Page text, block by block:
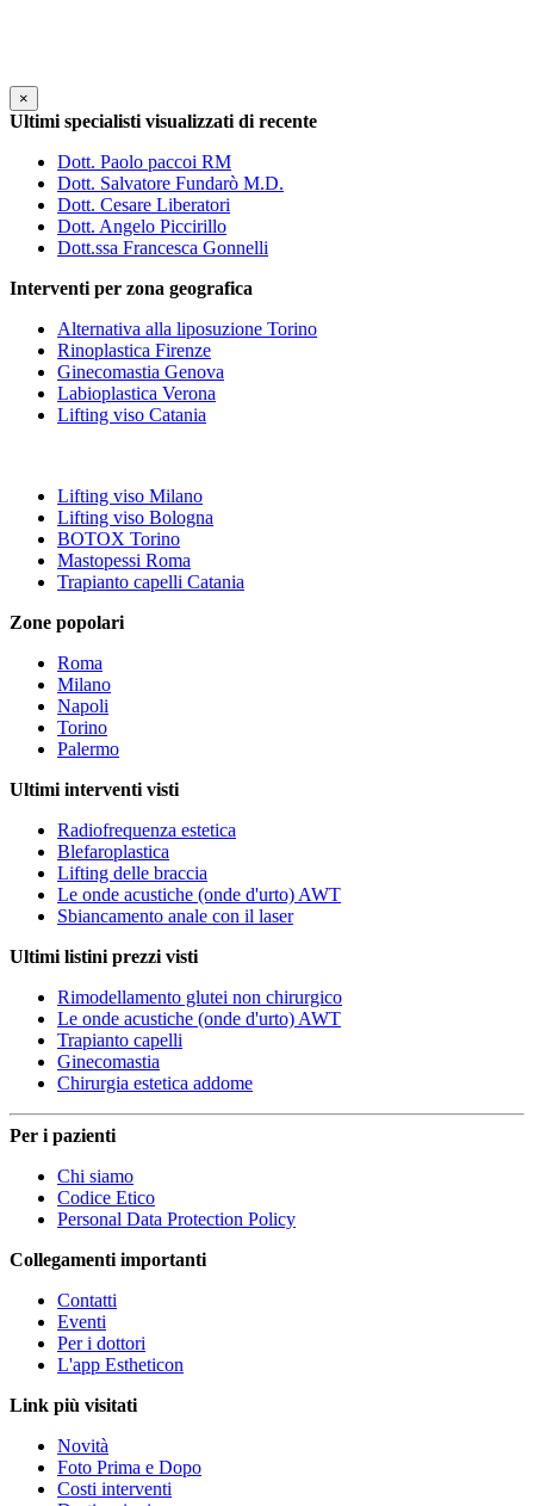
×
Ultimi specialisti visualizzati di recente
Dott. Paolo paccoi RM
Dott. Salvatore Fundarò M.D.
Dott. Cesare Liberatori
Dott. Angelo Piccirillo
Dott.ssa Francesca Gonnelli
Interventi per zona geografica
Alternativa alla liposuzione Torino
Rinoplastica Firenze
Ginecomastia Genova
Labioplastica Verona
Lifting viso Catania
Lifting viso Milano
Lifting viso Bologna
BOTOX Torino
Mastopessi Roma
Trapianto capelli Catania
Zone popolari
Roma
Milano
Napoli
Torino
Palermo
Ultimi interventi visti
Radiofrequenza estetica
Blefaroplastica
Lifting delle braccia
Le onde acustiche (onde d'urto) AWT
Sbiancamento anale con il laser
Ultimi listini prezzi visti
Rimodellamento glutei non chirurgico
Le onde acustiche (onde d'urto) AWT
Trapianto capelli
Ginecomastia
Chirurgia estetica addome
Per i pazienti
Chi siamo
Codice Etico
Personal Data Protection Policy
Collegamenti importanti
Contatti
Eventi
Per i dottori
L'app Estheticon
Link più visitati
Novità
Foto Prima e Dopo
Costi interventi